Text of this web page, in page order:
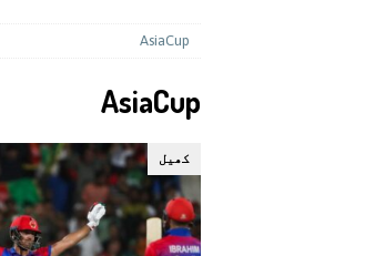
پاکستان
AsiaCup
AsiaCup
کھيل